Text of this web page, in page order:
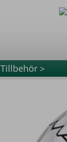
Tillbehör >